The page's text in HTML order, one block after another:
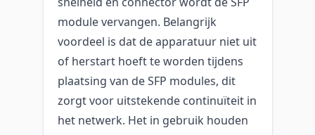
module vervangen. Belangrijk
voordeel is dat de apparatuur niet uit
of herstart hoeft te worden tijdens
plaatsing van de SFP modules, dit
zorgt voor uitstekende continuïteit in
het netwerk. Het in gebruik houden